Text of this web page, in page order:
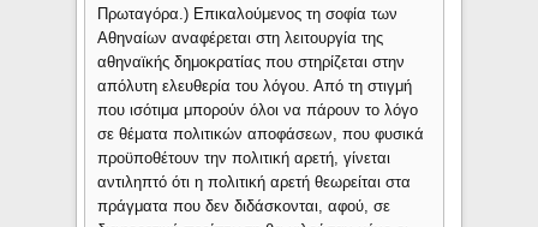
Πρωταγόρα.) Επικαλούμενος τη σοφία των
Αθηναίων αναφέρεται στη λειτουργία της
αθηναϊκής δημοκρατίας που στηρίζεται στην
απόλυτη ελευθερία του λόγου. Από τη στιγμή
που ισότιμα μπορούν όλοι να πάρουν το λόγο
σε θέματα πολιτικών αποφάσεων, που φυσικά
προϋποθέτουν την πολιτική αρετή, γίνεται
αντιληπτό ότι η πολιτική αρετή θεωρείται στα
πράγματα που δεν διδάσκονται, αφού, σε